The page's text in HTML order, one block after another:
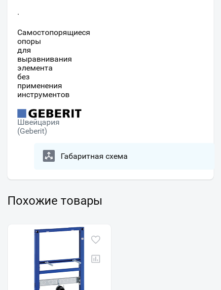
·
Самостопорящиеся
опоры
для
выравнивания
элемента
без
применения
инструментов
Швейцария
(Geberit)
Габаритная схема
Похожие товары